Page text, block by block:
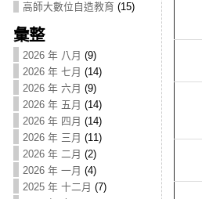
高師大數位自造教育 (15)
彙整
2026 年 八月 (9)
2026 年 七月 (14)
2026 年 六月 (9)
2026 年 五月 (14)
2026 年 四月 (14)
2026 年 三月 (11)
2026 年 二月 (2)
2026 年 一月 (4)
2025 年 十二月 (7)